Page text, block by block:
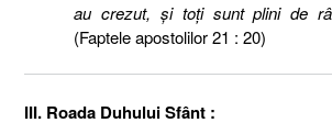
au crezut, şi toţi sunt plini de
(Faptele apostolilor 21 : 20)
III. Roada Duhului Sfânt :